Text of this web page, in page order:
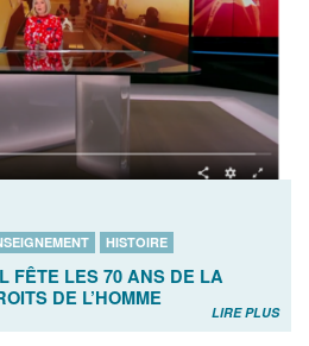
HISTOIRE
FÊTE LES 70 ANS DE LA
DE L’HOMME
LIRE PLUS